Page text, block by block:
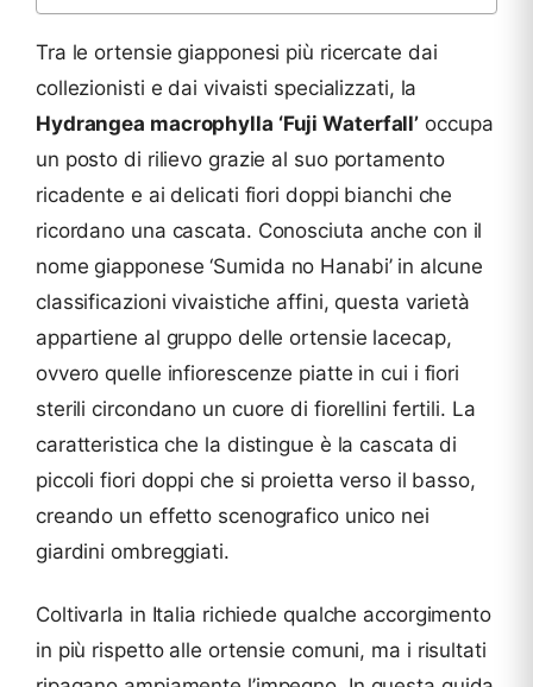
Tra le ortensie giapponesi più ricercate dai
collezionisti e dai vivaisti specializzati, la
Hydrangea macrophylla ‘Fuji Waterfall’ occupa
un posto di rilievo grazie al suo portamento
ricadente e ai delicati fiori doppi bianchi che
ricordano una cascata. Conosciuta anche con il
nome giapponese ‘Sumida no Hanabi’ in alcune
classificazioni vivaistiche affini, questa varietà
appartiene al gruppo delle ortensie lacecap,
ovvero quelle infiorescenze piatte in cui i fiori
sterili circondano un cuore di fiorellini fertili. La
caratteristica che la distingue è la cascata di
piccoli fiori doppi che si proietta verso il basso,
creando un effetto scenografico unico nei
giardini ombreggiati.
Coltivarla in Italia richiede qualche accorgimento
in più rispetto alle ortensie comuni, ma i risultati